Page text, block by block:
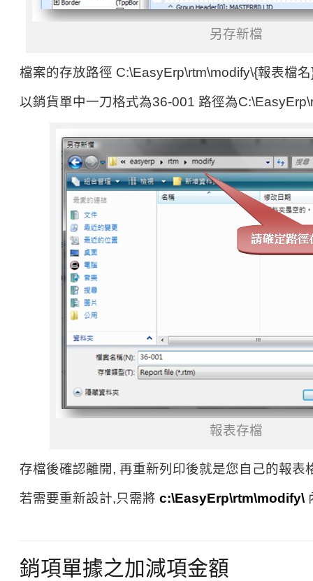
另存新檔
檔案的存放路徑 C:\EasyErp\rtm\modify\{報表檔
以銷貨單中一刀格式為36-001 路徑為
報表存檔
存檔後確認離開, 再重新列印後就是您自己的報表
若需要重新設計,只需將 c:\EasyErp\rtm\modify\
銷項單據之加減項金額